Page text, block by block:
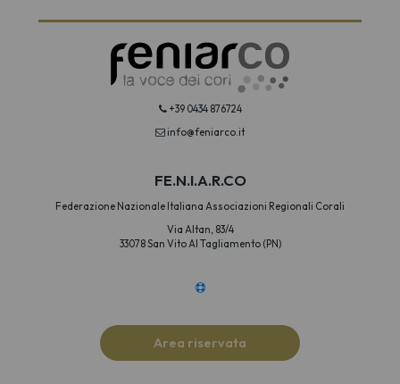
+39 0434 876724
info@feniarco.it
FE.N.I.A.R.CO
Federazione Nazionale Italiana Associazioni Regionali Corali
Via Altan, 83/4
33078 San Vito Al Tagliamento (PN)
Area riservata